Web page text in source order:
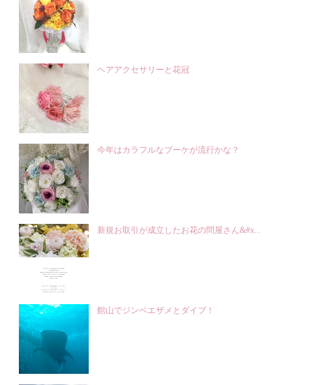
ヘアアクセサリーと花冠
今年はカラフルなブーケが流行かな？
新規お取引が成立したお花の問屋さん&#x...
館山でジンベエザメとダイブ！